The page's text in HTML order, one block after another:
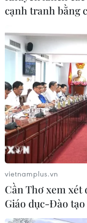
cạnh tranh bằng
vietnamplus.vn
Cần Thơ xem xét
Giáo dục-Đào tạo